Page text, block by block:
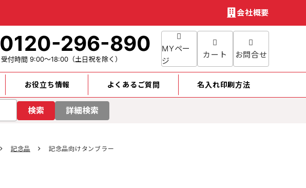
会社概要
MYペー
ジ
カート お問合せ
0120-296-890
受付時間 9:00～18:00（土日祝を除く）
お役立ち情報 よくあるご質問 名入れ印刷方法
検索 詳細検索
記念品 記念品向けタンブラー